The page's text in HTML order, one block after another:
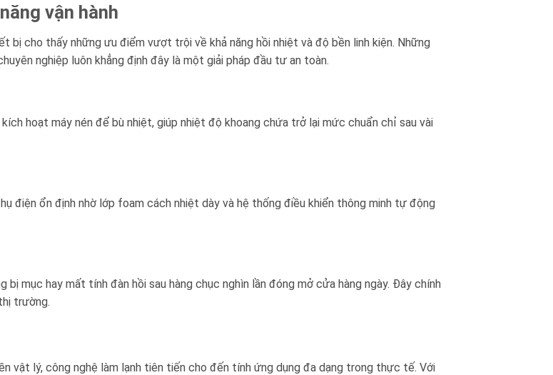
vận hành
bị cho thấy những ưu điểm vượt trội về khả năng hồi nhiệt và độ bền linh kiện. Những
nghiệp luôn khẳng định đây là một giải pháp đầu tư an toàn.
hoạt máy nén để bù nhiệt, giúp nhiệt độ khoang chứa trở lại mức chuẩn chỉ sau vài
điện ổn định nhờ lớp foam cách nhiệt dày và hệ thống điều khiển thông minh tự động
mục hay mất tính đàn hồi sau hàng chục nghìn lần đóng mở cửa hàng ngày. Đây chính
trường.
vật lý, công nghệ làm lạnh tiên tiến cho đến tính ứng dụng đa dạng trong thực tế. Với